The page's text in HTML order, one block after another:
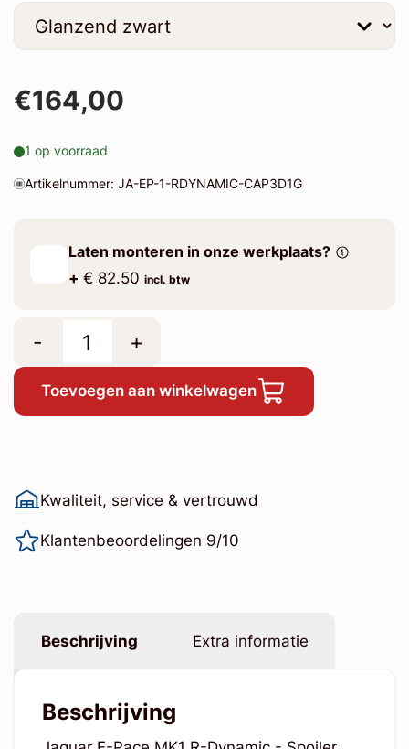
€164,00
1 op voorraad
Artikelnummer: JA-EP-1-RDYNAMIC-CAP3D1G
Laten monteren in onze werkplaats?
+ € 82.50 incl. btw
- +
Toevoegen aan winkelwagen
Kwaliteit, service & vertrouwd
Klantenbeoordelingen 9/10
Beschrijving Extra informatie
Beschrijving